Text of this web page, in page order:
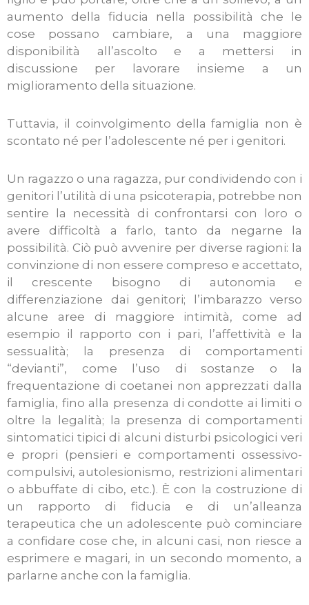
aumento della fiducia nella possibilità che le
cose possano cambiare, a una maggiore
disponibilità all’ascolto e a mettersi in
discussione per lavorare insieme a un
miglioramento della situazione.
Tuttavia, il coinvolgimento della famiglia non è
scontato né per l’adolescente né per i genitori.
Un ragazzo o una ragazza, pur condividendo con i
genitori l’utilità di una psicoterapia, potrebbe non
sentire la necessità di confrontarsi con loro o
avere difficoltà a farlo, tanto da negarne la
possibilità. Ciò può avvenire per diverse ragioni: la
convinzione di non essere compreso e accettato,
il crescente bisogno di autonomia e
differenziazione dai genitori; l’imbarazzo verso
alcune aree di maggiore intimità, come ad
esempio il rapporto con i pari, l’affettività e la
sessualità; la presenza di comportamenti
“devianti”, come l’uso di sostanze o la
frequentazione di coetanei non apprezzati dalla
famiglia, fino alla presenza di condotte ai limiti o
oltre la legalità; la presenza di comportamenti
sintomatici tipici di alcuni disturbi psicologici veri
e propri (pensieri e comportamenti ossessivo-
compulsivi, autolesionismo, restrizioni alimentari
o abbuffate di cibo, etc.). È con la costruzione di
un rapporto di fiducia e di un’alleanza
terapeutica che un adolescente può cominciare
a confidare cose che, in alcuni casi, non riesce a
esprimere e magari, in un secondo momento, a
parlarne anche con la famiglia.